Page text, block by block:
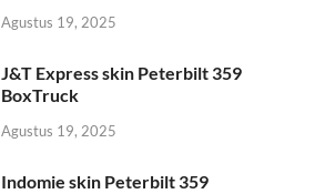
Agustus 19, 2025
J&T Express skin Peterbilt 359
BoxTruck
Agustus 19, 2025
Indomie skin Peterbilt 359